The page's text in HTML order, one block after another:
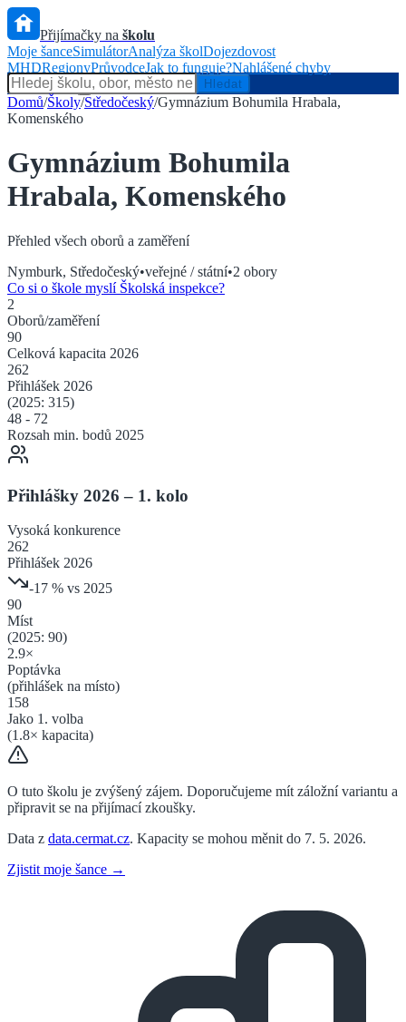
Přijímačky na školu
Moje šanceSimulátorAnalýza školDojezdovost
MHDRegionyPrůvodceJak to funguje?Nahlášené chyby
Hlídač státu
Hledat
Domů/Školy/Středočeský/Gymnázium Bohumila Hrabala,
Komenského
Gymnázium Bohumila
Hrabala, Komenského
Přehled všech oborů a zaměření
Nymburk, Středočeský•veřejné / státní•2 obory
Co si o škole myslí Školská inspekce?
2
Oborů/zaměření
90
Celková kapacita 2026
262
Přihlášek 2026
(2025: 315)
48 - 72
Rozsah min. bodů 2025
Přihlášky 2026 – 1. kolo
Vysoká konkurence
262
Přihlášek 2026
-17 % vs 2025
90
Míst
(2025: 90)
2.9×
Poptávka
(přihlášek na místo)
158
Jako 1. volba
(1.8× kapacita)
O tuto školu je zvýšený zájem. Doporučujeme mít záložní variantu a
připravit se na přijímací zkoušky.
Data z data.cermat.cz. Kapacity se mohou měnit do 7. 5. 2026.
Zjistit moje šance →